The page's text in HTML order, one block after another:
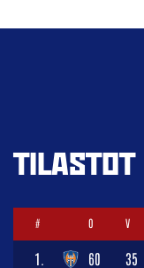
TILASTOT
# O V
1. 60 35